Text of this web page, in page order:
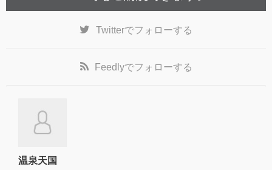
Twitterでフォローする
Feedlyでフォローする
温泉天国